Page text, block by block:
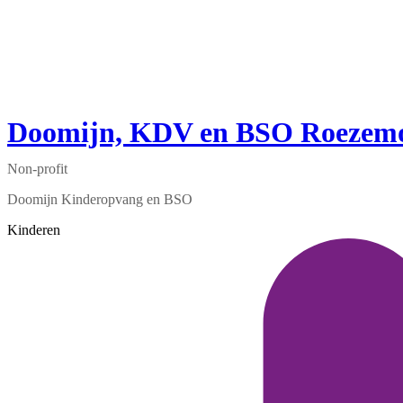
Doomijn, KDV en BSO
Non-profit
Doomijn Kinderopvang en BSO
Kinderen